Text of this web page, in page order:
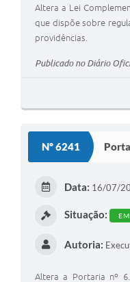
Altera a Lei
que dispõe sobre
providências.
Publicado no Diário
Nº 6241
Data: 16/07/
Situação:
Autoria:
Altera a Portaria nº